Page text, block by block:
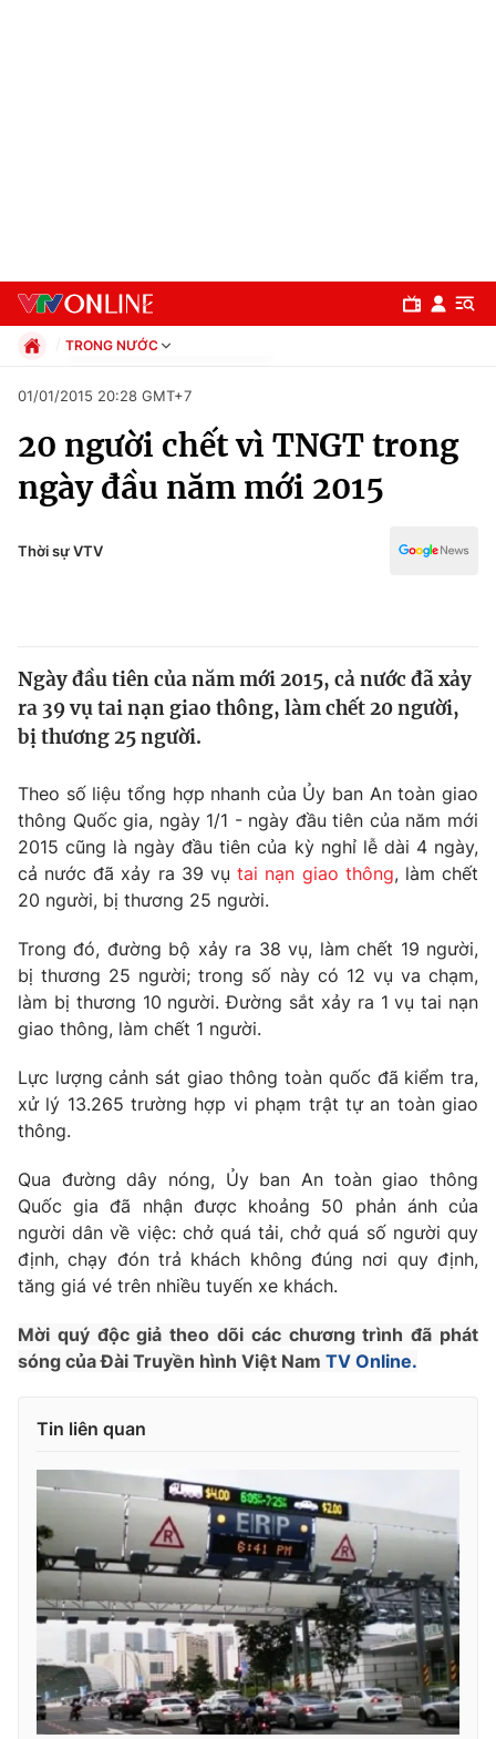
Chuyên mục
Chính trị
Xã hội
Y tế
Tin tức
Thế giới đó đây
Câu chuyện quốc tế
Kinh tế
Tài chính
Thị trường
Góc doanh nghiệp
Dữ liệu và đời sống
Truyền hình
Phim VTV
Hậu trường
Nhân vật
Khán giả
Giải sao mai
Giải trí
Âm nhạc
Đời sống
Du lịch
Làm đẹp
Chất lượng cuộc sống
Giáo dục
Tuyển sinh
Học trực tuyến
Công nghệ
Hitech Công nghệ tương lai
Sản phẩm
Thị trường
Giao lưu trực tuyến
Lịch phát sóng
Chuyên mục khác
Photo Infographic
Video Shorts video
VTV Money VTV Thể thao
VTV Sức khoẻ Bất động sản
TRONG NƯỚC
Xã hội
Pháp luật
Kinh tế
Thể thao
Văn hóa - Giải trí
Giáo dục
01/01/2015 20:28 GMT+7
20 người chết vì TNGT trong
ngày đầu năm mới 2015
Thời sự VTV
Ngày đầu tiên của năm mới 2015, cả nước đã xảy
ra 39 vụ tai nạn giao thông, làm chết 20 người,
bị thương 25 người.
Theo số liệu tổng hợp nhanh của Ủy ban An toàn giao
thông Quốc gia, ngày 1/1 - ngày đầu tiên của năm mới
2015 cũng là ngày đầu tiên của kỳ nghỉ lễ dài 4 ngày,
cả nước đã xảy ra 39 vụtai nạn giao thông, làm chết
20 người, bị thương 25 người.
Trong đó, đường bộ xảy ra 38 vụ, làm chết 19 người,
bị thương 25 người; trong số này có 12 vụ va chạm,
làm bị thương 10 người. Đường sắt xảy ra 1 vụ tai nạn
giao thông, làm chết 1 người.
Lực lượng cảnh sát giao thông toàn quốc đã kiểm tra,
xử lý 13.265 trường hợp vi phạm trật tự an toàn giao
thông.
Qua đường dây nóng, Ủy ban An toàn giao thông
Quốc gia đã nhận được khoảng 50 phản ánh của
người dân về việc: chở quá tải, chở quá số người quy
định, chạy đón trả khách không đúng nơi quy định,
tăng giá vé trên nhiều tuyến xe khách.
Mời quý độc giả theo dõi các chương trình đã phát
sóng của Đài Truyền hình Việt Nam TV Online.
Tin liên quan